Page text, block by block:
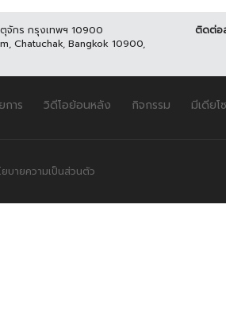
ตุจักร กรุงเทพฯ 10900
Chatuchak, Bangkok 10900,
ติดต่อ
การ วิดีโอย้อนหลัง กิจกรรม มีเดียโ
ยบายความเป็นส่วนตัว